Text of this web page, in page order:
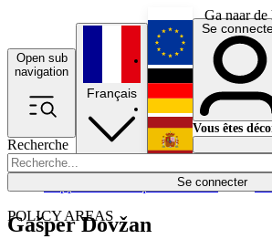
Ga naar
Open sub
navigation
Recherche
Se connecter
POLICY AREAS
Économie
Français
English
Deutsch
Español
Se
Vous êtes
Gašper Dovžan